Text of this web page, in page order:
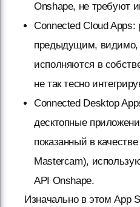
Onshape, не требуют
Connected Cloud Apps:
предыдущим, видимо,
исполняются в
не так тесно
Connected Desktop
десктопные
показанный в
Mastercam),
API Onshape.
Изначально в этом App